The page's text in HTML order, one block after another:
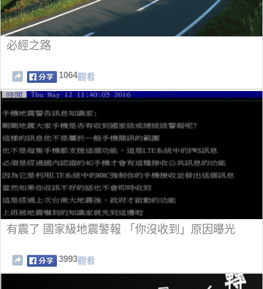
必經之路
1064觀看
有震了 國家級地震警報 「你沒收到」原因曝光
3993觀看